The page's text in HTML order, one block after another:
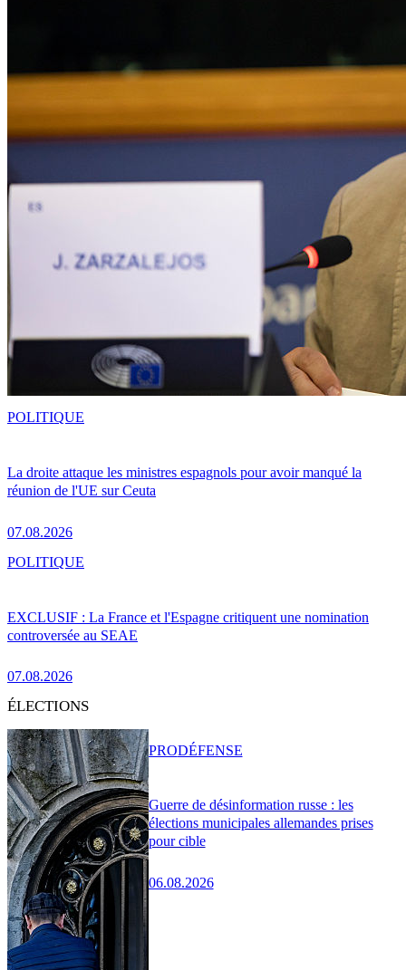
La droite attaque les ministres espagnols pour avoir manqué la
réunion de l'UE sur Ceuta
07.08.2026
POLITIQUE
EXCLUSIF : La France et l'Espagne critiquent une nomination
controversée au SEAE
07.08.2026
POLITIQUE
ÉLECTIONS
Guerre de désinformation russe : les
élections municipales allemandes prises
pour cible
06.08.2026
PRODÉFENSE